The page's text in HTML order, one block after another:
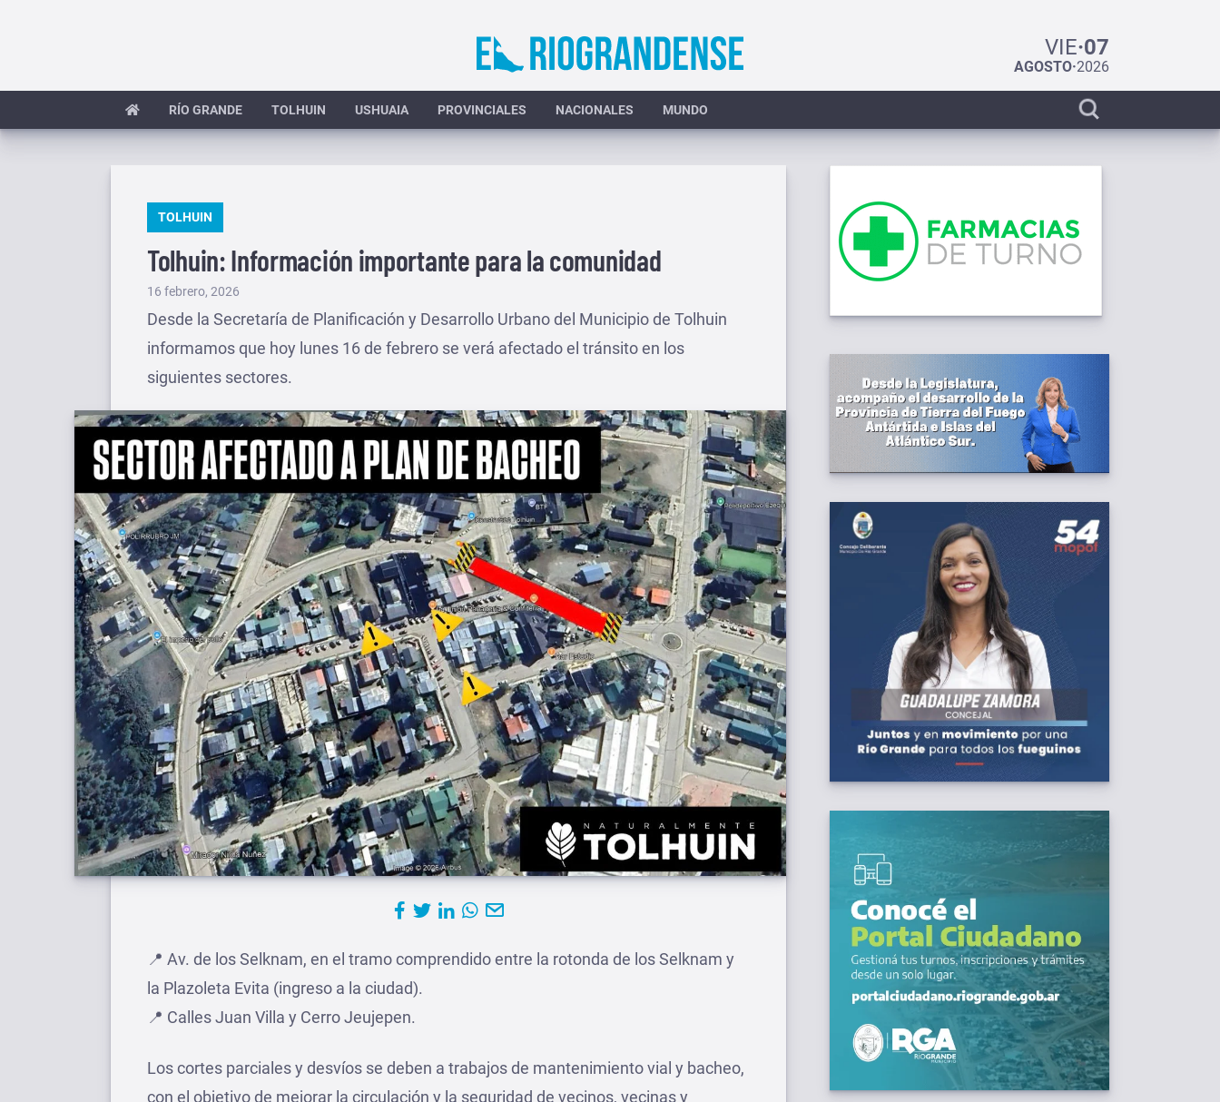
VIE·07
AGOSTO·2026
RÍO GRANDE TOLHUIN USHUAIA PROVINCIALES NACIONALES MUNDO
Display
search
PUBLICADO
TOLHUIN
Tolhuin: Información importante para la comunidad
Publicado
el
16 febrero, 2026
Desde la Secretaría de Planificación y Desarrollo Urbano del Municipio de Tolhuin
informamos que hoy lunes 16 de febrero se verá afectado el tránsito en los
siguientes sectores.
📍 Av. de los Selknam, en el tramo comprendido entre la rotonda de los Selknam y
la Plazoleta Evita (ingreso a la ciudad).
📍 Calles Juan Villa y Cerro Jeujepen.
Los cortes parciales y desvíos se deben a trabajos de mantenimiento vial y bacheo,
con el objetivo de mejorar la circulación y la seguridad de vecinos, vecinas y